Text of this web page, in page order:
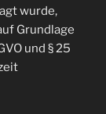
wurde,
Grundlage
und § 25